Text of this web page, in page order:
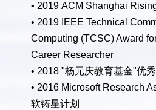
• 2019 ACM Shanghai
• 2019 IEEE Technical
Computing (TCSC) Award
Career Researcher
• 2018 "杨元庆教育基金"优
• 2016 Microsoft Research
软铸星计划